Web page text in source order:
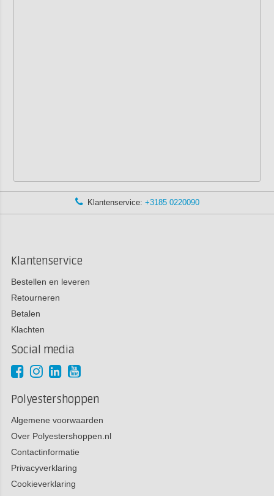
Klantenservice: +3185 0220090
Klantenservice
Bestellen en leveren
Retourneren
Betalen
Klachten
Social media
Polyestershoppen
Algemene voorwaarden
Over Polyestershoppen.nl
Contactinformatie
Privacyverklaring
Cookieverklaring